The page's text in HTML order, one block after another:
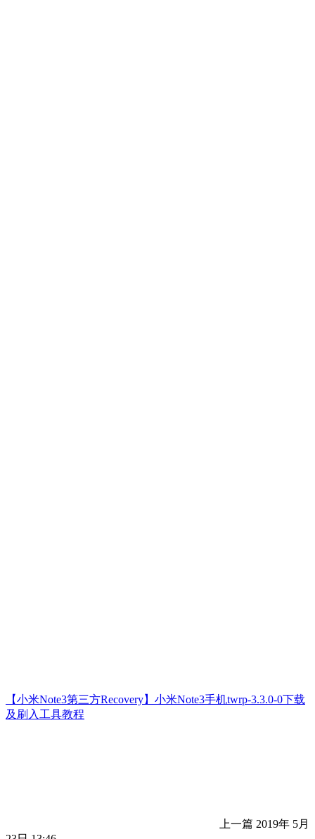
【小米Note3第三方Recovery】小米Note3手机twrp-3.3.0-0下载
及刷入工具教程
上一篇 2019年 5月